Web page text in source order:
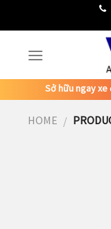
Sở hữu ngay
HOME /